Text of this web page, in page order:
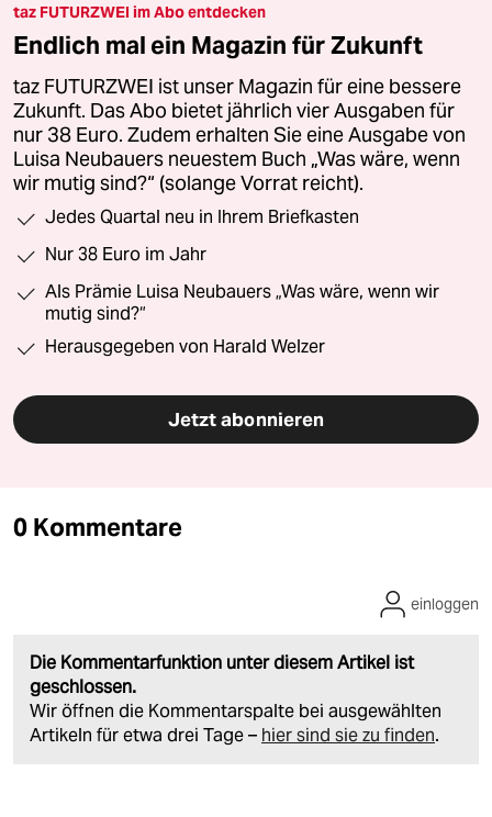
taz FUTURZWEI im Abo entdecken
Endlich mal ein Magazin für Zukunft
taz FUTURZWEI ist unser Magazin für eine bessere
Zukunft. Das Abo bietet jährlich vier Ausgaben für
nur 38 Euro. Zudem erhalten Sie eine Ausgabe von
Luisa Neubauers neuestem Buch „Was wäre, wenn
wir mutig sind?“ (solange Vorrat reicht).
Jedes Quartal neu in Ihrem Briefkasten
Nur 38 Euro im Jahr
Als Prämie Luisa Neubauers „Was wäre, wenn wir
mutig sind?“
Herausgegeben von Harald Welzer
Jetzt abonnieren
0 Kommentare
Die Kommentarfunktion unter diesem Artikel ist
geschlossen.
Wir öffnen die Kommentarspalte bei ausgewählten
Artikeln für etwa drei Tage – hier sind sie zu finden.
einloggen